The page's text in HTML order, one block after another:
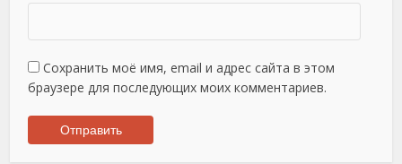
Сохранить моё имя, email и адрес сайта в этом
браузере для последующих моих комментариев.